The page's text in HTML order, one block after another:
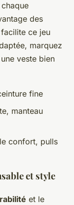
des
ce jeu
marquez
veste bien
fine
manteau
confort, pulls
et style
et le